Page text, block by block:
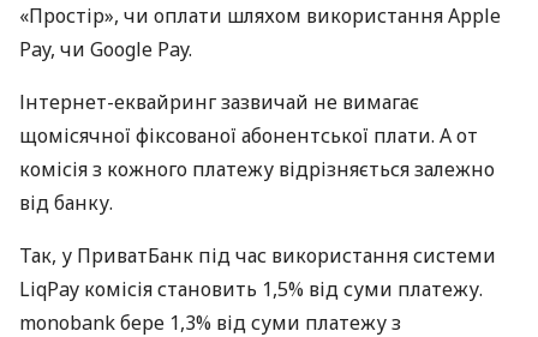
«Простір», чи оплати шляхом використання Apple
Pay, чи Google Pay.
Інтернет-еквайринг зазвичай не вимагає
щомісячної фіксованої абонентської плати. А от
комісія з кожного платежу відрізняється залежно
від банку.
Так, у ПриватБанк під час використання системи
LiqPay комісія становить 1,5% від суми платежу.
monobank бере 1,3% від суми платежу з